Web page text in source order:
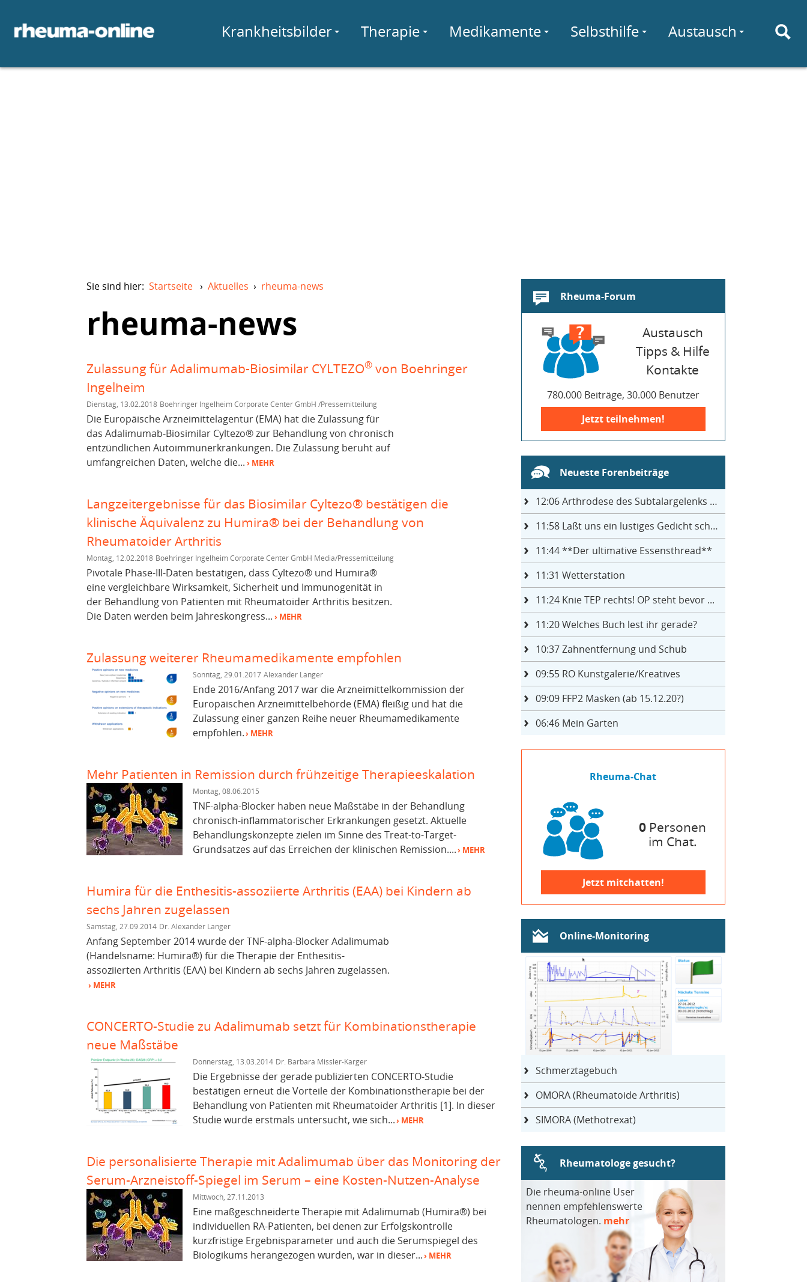
Krankheitsbilder Therapie Medikamente Selbsthilfe Austausch
Sie sind hier: Startseite › Aktuelles › rheuma-news
rheuma-news
Zulassung für Adalimumab-Biosimilar CYLTEZO® von Boehringer
Ingelheim
Dienstag, 13.02.2018 Boehringer Ingelheim Corporate Center GmbH /Pressemitteilung
Die Europäische Arzneimittelagentur (EMA) hat die Zulassung für
das Adalimumab-Biosimilar Cyltezo® zur Behandlung von chronisch
entzündlichen Autoimmunerkrankungen. Die Zulassung beruht auf
umfangreichen Daten, welche die... › MEHR
Langzeitergebnisse für das Biosimilar Cyltezo® bestätigen die
klinische Äquivalenz zu Humira® bei der Behandlung von
Rheumatoider Arthritis
Montag, 12.02.2018 Boehringer Ingelheim Corporate Center GmbH Media/Pressemitteilung
Pivotale Phase-III-Daten bestätigen, dass Cyltezo® und Humira®
eine vergleichbare Wirksamkeit, Sicherheit und Immunogenität in
der Behandlung von Patienten mit Rheumatoider Arthritis besitzen.
Die Daten werden beim Jahreskongress... › MEHR
Zulassung weiterer Rheumamedikamente empfohlen
Sonntag, 29.01.2017 Alexander Langer
Ende 2016/Anfang 2017 war die Arzneimittelkommission der
Europäischen Arzneimittelbehörde (EMA) fleißig und hat die
Zulassung einer ganzen Reihe neuer Rheumamedikamente
empfohlen.› MEHR
Mehr Patienten in Remission durch frühzeitige Therapieeskalation
Montag, 08.06.2015
TNF-alpha-Blocker haben neue Maßstäbe in der Behandlung
chronisch-inflammatorischer Erkrankungen gesetzt. Aktuelle
Behandlungskonzepte zielen im Sinne des Treat-to-Target-
Grundsatzes auf das Erreichen der klinischen Remission....› MEHR
Humira für die Enthesitis-assoziierte Arthritis (EAA) bei Kindern ab
sechs Jahren zugelassen
Samstag, 27.09.2014 Dr. Alexander Langer
Anfang September 2014 wurde der TNF-alpha-Blocker Adalimumab
(Handelsname: Humira®) für die Therapie der Enthesitis-
assoziierten Arthritis (EAA) bei Kindern ab sechs Jahren zugelassen.
› MEHR
CONCERTO-Studie zu Adalimumab setzt für Kombinationstherapie
neue Maßstäbe
Donnerstag, 13.03.2014 Dr. Barbara Missler-Karger
Die Ergebnisse der gerade publizierten CONCERTO-Studie
bestätigen erneut die Vorteile der Kombinationstherapie bei der
Behandlung von Patienten mit Rheumatoider Arthritis [1]. In dieser
Studie wurde erstmals untersucht, wie sich...› MEHR
Die personalisierte Therapie mit Adalimumab über das Monitoring der
Serum-Arzneistoff-Spiegel im Serum – eine Kosten-Nutzen-Analyse
Mittwoch, 27.11.2013
Eine maßgeschneiderte Therapie mit Adalimumab (Humira®) bei
individuellen RA-Patienten, bei denen zur Erfolgskontrolle
kurzfristige Ergebnisparameter und auch die Serumspiegel des
Biologikums herangezogen wurden, war in dieser...› MEHR
Rheuma-Forum
Austausch
Tipps & Hilfe
Kontakte
780.000 Beiträge, 30.000 Benutzer
Jetzt teilnehmen!
Neueste Forenbeiträge
12:06Arthrodese des Subtalargelenks mit 27
11:58Laßt uns ein lustiges Gedicht schreiben- jeder einen Satz
11:44**Der ultimative Essensthread**
11:31 Wetterstation
11:24Knie TEP rechts! OP steht bevor ...
11:20Welches Buch lest ihr gerade?
10:37Zahnentfernung und Schub
09:55RO Kunstgalerie/Kreatives
09:09FFP2 Masken (ab 15.12.20?)
06:46Mein Garten
Rheuma-Chat
0 Personen
im Chat.
Jetzt mitchatten!
Online-Monitoring
Schmerztagebuch
OMORA (Rheumatoide Arthritis)
SIMORA (Methotrexat)
Rheumatologe gesucht?
Die rheuma-online User
nennen empfehlenswerte
Rheumatologen. mehr